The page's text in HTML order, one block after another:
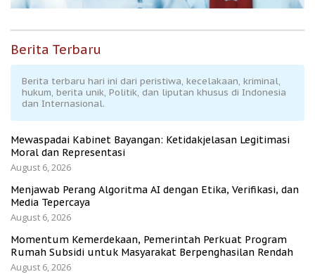
Berita Terbaru
Berita terbaru hari ini dari peristiwa, kecelakaan, kriminal,
hukum, berita unik, Politik, dan liputan khusus di Indonesia
dan Internasional.
Mewaspadai Kabinet Bayangan: Ketidakjelasan Legitimasi
Moral dan Representasi
August 6, 2026
Menjawab Perang Algoritma AI dengan Etika, Verifikasi, dan
Media Tepercaya
August 6, 2026
Momentum Kemerdekaan, Pemerintah Perkuat Program
Rumah Subsidi untuk Masyarakat Berpenghasilan Rendah
August 6, 2026